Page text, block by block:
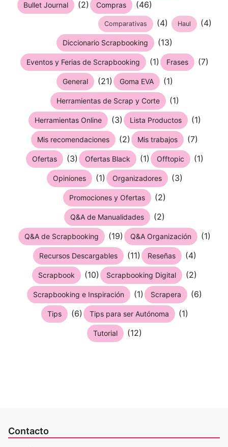
Bullet Journal (2) Compras (46)
Comparativas (4) Haul (4)
Diccionario Scrapbooking (13)
Eventos y Ferias de Scrapbooking (1) Frases (7)
General (21) Goma EVA (1)
Herramientas de Scrap y Corte (1)
Herramientas Online (3) Lista Productos (1)
Mis recomendaciones (2) Mis trabajos (7)
Ofertas (3) Ofertas Black (1) Offtopic (1)
Opiniones (1) Organizadores (3)
Promociones y Ofertas (2)
Q&A de Manualidades (2)
Q&A de Scrapbooking (19) Q&A Organización (1)
Recursos Descargables (11) Reseñas (4)
Scrapbook (10) Scrapbooking Digital (2)
Scrapbooking e Inspiración (1) Scrapera (6)
Tips (6) Tips para ser Autónoma (1)
Tutorial (12)
Contacto